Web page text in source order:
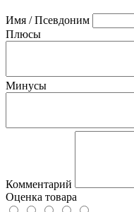
Имя / Псевдоним
Плюсы
Минусы
Комментарий
Оценка товара